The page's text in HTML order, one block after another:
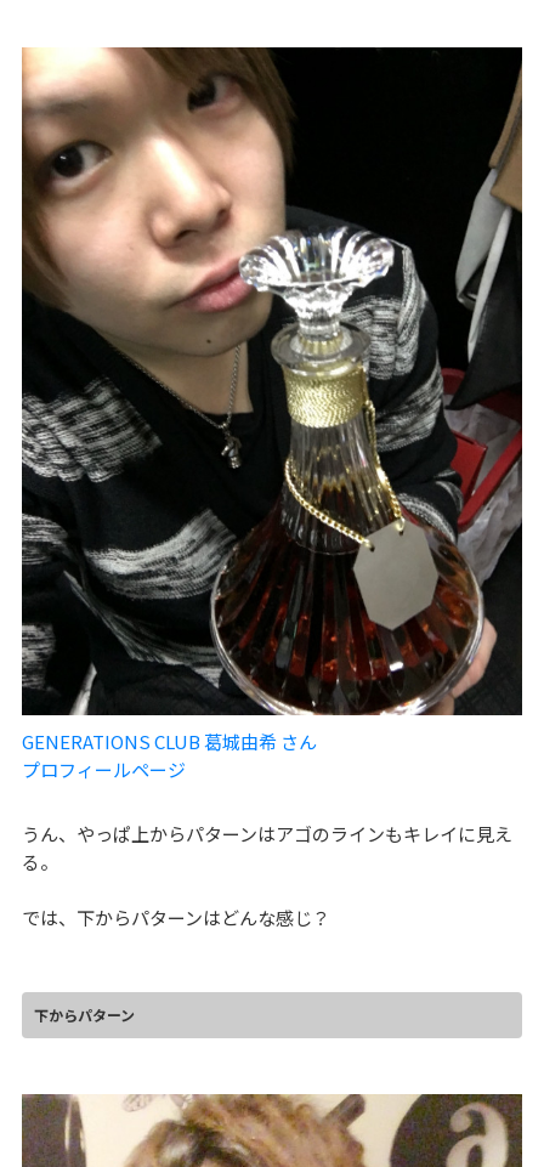
GENERATIONS CLUB 葛城由希 さん
プロフィールページ
うん、やっぱ上からパターンはアゴのラインもキレイに見え
る。
では、下からパターンはどんな感じ？
下からパターン